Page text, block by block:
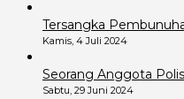
Tersangka
Kamis, 4 Juli 2024
Seorang Anggota
Sabtu, 29 Juni 2024